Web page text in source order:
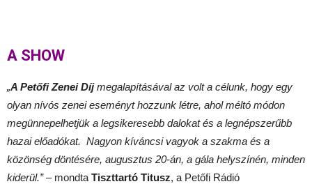
A SHOW
„A Petőfi Zenei Díjmegalapításával az volt a célunk, hogy egy
olyan nívós zenei eseményt hozzunk létre, ahol méltó módon
megünnepelhetjük a legsikeresebb dalokat és a legnépszerűbb
hazai előadókat. Nagyon kíváncsi vagyok a szakma és a
közönség döntésére, augusztus 20-án, a gála helyszínén, minden
kiderül.”– mondta Tiszttartó Titusz, a Petőfi Rádió